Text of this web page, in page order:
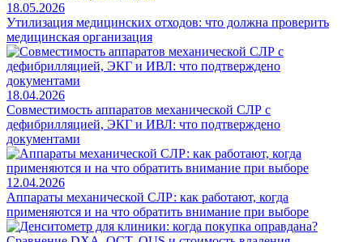
18.05.2026
Утилизация медицинских отходов: что должна проверить
медицинская организация
18.04.2026
Совместимость аппаратов механической СЛР с
дефибрилляцией, ЭКГ и ИВЛ: что подтверждено
документами
12.04.2026
Аппараты механической СЛР: как работают, когда
применяются и на что обратить внимание при выборе